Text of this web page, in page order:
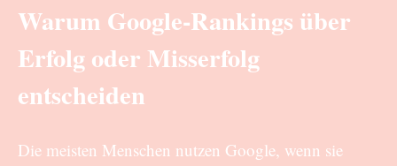
Warum Google-Rankings über
Erfolg oder Misserfolg
entscheiden
Die meisten Menschen nutzen Google, wenn sie